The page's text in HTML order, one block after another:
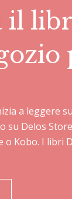
il
a leggere
Delos
Kobo. I